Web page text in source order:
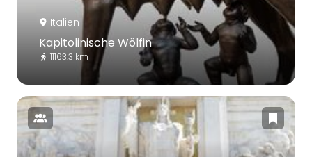
Italien
Kapitolinische Wölfin
11163.3 km